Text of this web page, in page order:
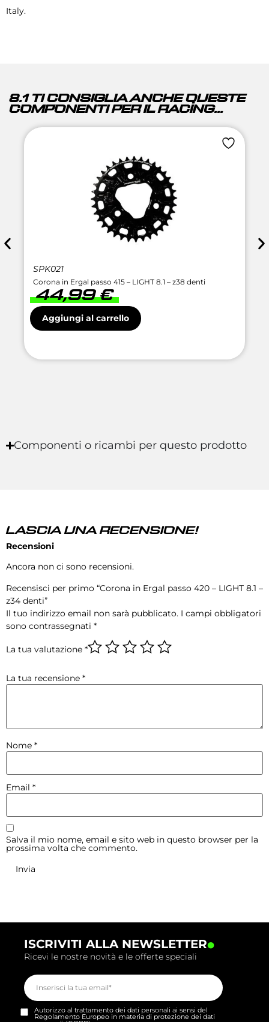
Italy.
8.1 TI CONSIGLIA ANCHE QUESTE
COMPONENTI PER IL RACING...
SPK021
Corona in Ergal passo 415 – LIGHT 8.1 – z38 denti
44,99€
Aggiungi al carrello
Componenti o ricambi per questo prodotto
LASCIA UNA RECENSIONE!
Recensioni
Ancora non ci sono recensioni.
Recensisci per primo “Corona in Ergal passo 420 – LIGHT 8.1 –
z34 denti”
Il tuo indirizzo email non sarà pubblicato. I campi obbligatori
sono contrassegnati *
La tua valutazione *
La tua recensione *
Nome *
Email *
Salva il mio nome, email e sito web in questo browser per la
prossima volta che commento.
ISCRIVITI ALLA NEWSLETTER.
Ricevi le nostre novità e le offerte speciali
Autorizzo al trattamento dei dati personali ai sensi del
Regolamento Europeo in materia di protezione dei dati